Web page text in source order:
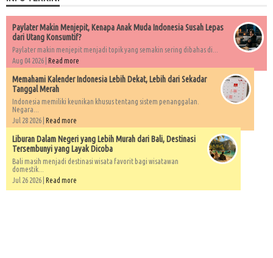
Paylater Makin Menjepit, Kenapa Anak Muda Indonesia Susah Lepas
dari Utang Konsumtif?
Paylater makin menjepit menjadi topik yang semakin sering dibahas di...
Aug 04 2026 | Read more
Memahami Kalender Indonesia Lebih Dekat, Lebih dari Sekadar
Tanggal Merah
Indonesia memiliki keunikan khusus tentang sistem penanggalan.
Negara...
Jul 28 2026 | Read more
Liburan Dalam Negeri yang Lebih Murah dari Bali, Destinasi
Tersembunyi yang Layak Dicoba
Bali masih menjadi destinasi wisata favorit bagi wisatawan
domestik...
Jul 26 2026 | Read more